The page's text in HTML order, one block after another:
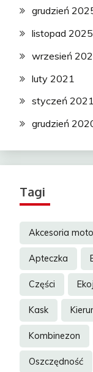
grudzień
listopad 2025
wrzesień
luty 2021
styczeń 2021
grudzień
Tagi
Akcesoria
Apteczka
Części
Kask
Kombinezon
Oszczędność